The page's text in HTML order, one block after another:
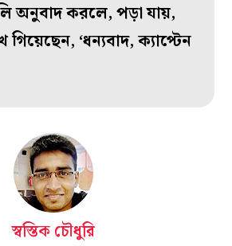
অনুবাদ করলে, পড়া যায়,
‘ধন্যবাদ, ক্যাপ্টেন
স্বস্তিক চৌধুরি